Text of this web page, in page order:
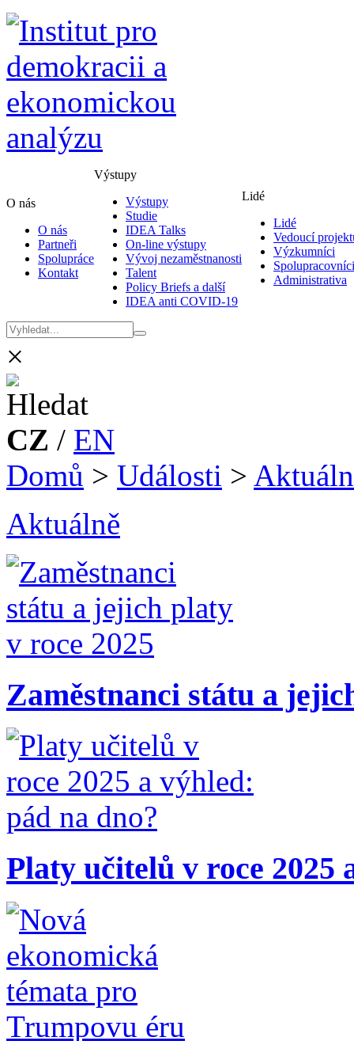
O nás
O nás
Partneři
Spolupráce
Kontakt
Výstupy
Výstupy
Studie
IDEA Talks
On-line výstupy
Vývoj nezaměstnanosti
Talent
Policy Briefs a další
IDEA anti COVID-19
Lidé
Lidé
Vedoucí
Výzkumníci
Spolupracovníci
Administrativa
×
CZ / EN
Domů > Události >
Aktuálně
Zaměstnanci státu a
Platy učitelů v roce 2025